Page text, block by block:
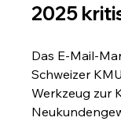
2025
Das E-Mail-
Schweizer
Werkzeug zur